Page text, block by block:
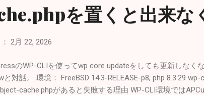
を置くと出来な
2月 22, 2026
のWP-CLIを使ってwp core updateをしても更新しなく
と対話。 環境： FreeBSD 14.3-RELEASE-p8, php 8.3.29
cache.phpがあると失敗する理由 WP-CLI環境では